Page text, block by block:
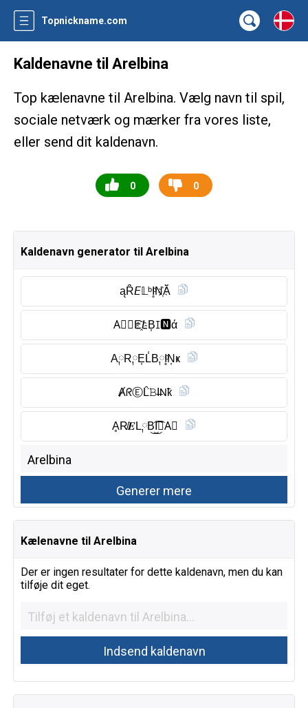
Topnickname.com
Kaldenavne til Arelbina
Top kælenavne til Arelbina. Vælg navn til spil,
sociale netværk og mærker fra vores liste,
eller send dit kaldenavn.
0 0
Kaldenavn generator til Arelbina
ąȒ̈𝘌𝕃ᵇI̥ͦN҉Ă̈
A⃠Ⓡ︎E҈𝘓B͎ꀤ🅽︎ά
A༙R༙E͎L̾B༙I̥ͦN͎ҝ
ȺᖇⒺ︎L̑̈𝙱I̶𝖭ҟ
ḀR̸𝑬L༙B͜͡I͜͡𝖭A⃠
Kælenavne til Arelbina
Der er ingen resultater for dette kaldenavn, men du kan
tilføje dit eget.